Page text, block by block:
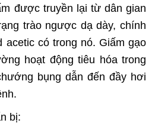
được truyền lại từ dân gian
trào ngược dạ dày, chính
acetic có trong nó. Giấm gạo
hoạt động tiêu hóa trong
bụng dẫn đến đầy hơi
bị: